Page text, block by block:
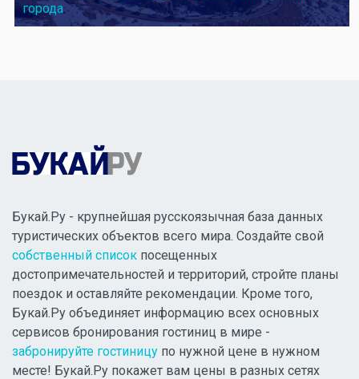
города
Букай.Ру - крупнейшая русскоязычная база данных
туристических объектов всего мира. Создайте свой
собственный список посещенных
достопримечательностей и территорий, стройте планы
поездок и оставляйте рекомендации. Кроме того,
Букай.Ру объединяет информацию всех основных
сервисов бронирования гостиниц в мире -
забронируйте гостиницу по нужной цене в нужном
месте! Букай.Ру покажет вам цены в разных сетях